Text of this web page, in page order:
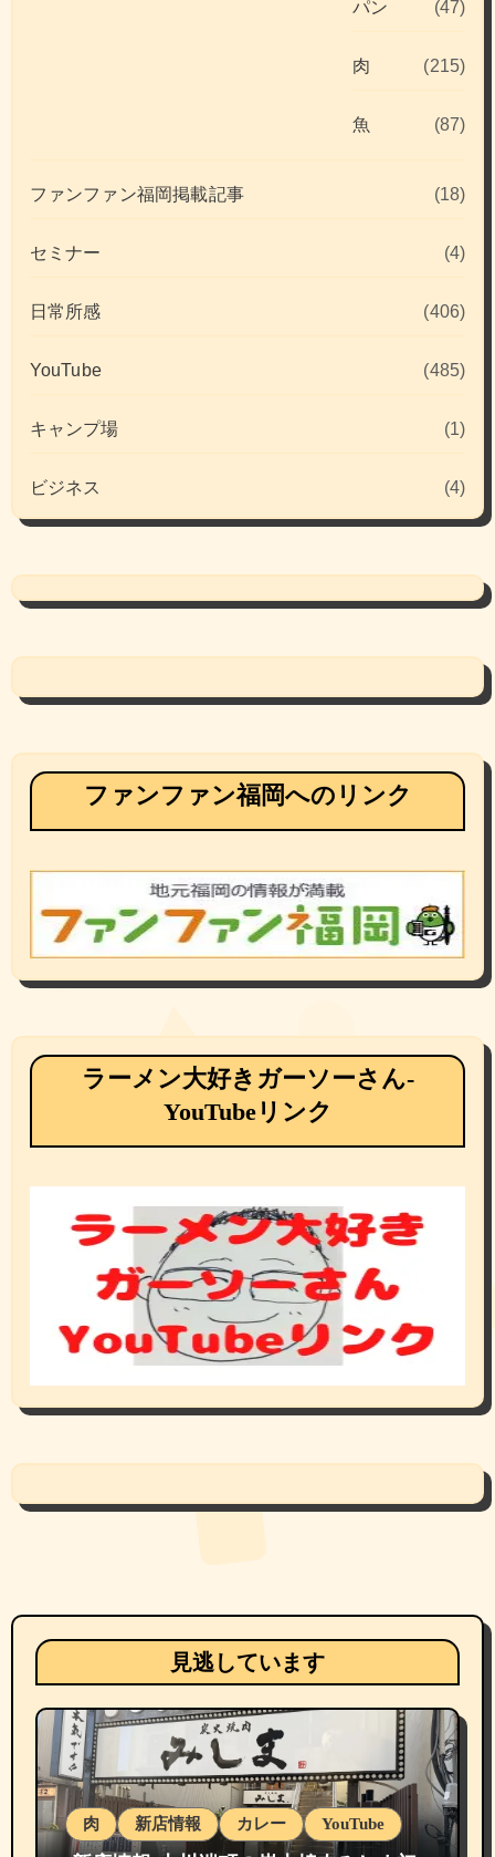
パン (47)
肉 (215)
魚 (87)
ファンファン福岡掲載記事 (18)
セミナー (4)
日常所感 (406)
YouTube (485)
キャンプ場 (1)
ビジネス (4)
ファンファン福岡へのリンク
ラーメン大好きガーソーさん-
YouTubeリンク
見逃しています
肉 新店情報 カレー YouTube